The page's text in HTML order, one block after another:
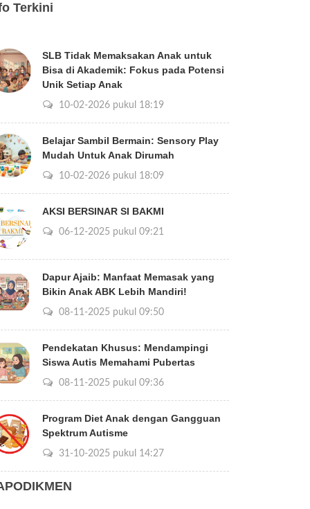
Terkini
SLB Tidak Memaksakan Anak untuk
Bisa di Akademik: Fokus pada Potensi
Unik Setiap Anak
10-02-2026 pukul 18:19
Belajar Sambil Bermain: Sensory Play
Mudah Untuk Anak Dirumah
10-02-2026 pukul 18:09
AKSI BERSINAR SI BAKMI
06-12-2025 pukul 09:21
Dapur Ajaib: Manfaat Memasak yang
Bikin Anak ABK Lebih Mandiri!
08-11-2025 pukul 09:50
Pendekatan Khusus: Mendampingi
Siswa Autis Memahami Pubertas
08-11-2025 pukul 09:36
Program Diet Anak dengan Gangguan
Spektrum Autisme
31-10-2025 pukul 14:27